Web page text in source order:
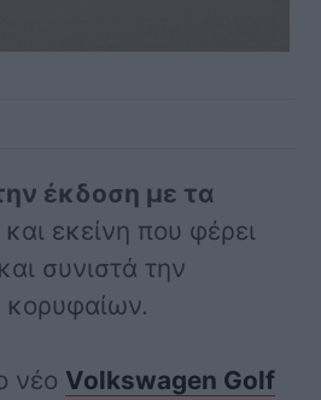
έκδοση με τα
και εκείνη που φέρει
συνιστά την
νέο Volkswagen Golf